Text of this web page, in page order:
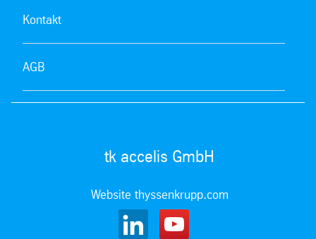
Kontakt
AGB
tk accelis GmbH
Website thyssenkrupp.com